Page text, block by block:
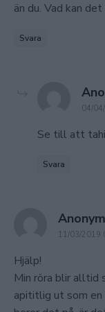
än du. Vad kan
Svara
04/
Se till att
Svara
Anonym
11/03/2019
Hjälp!
Min röra blir alltid
apititlig ut som en